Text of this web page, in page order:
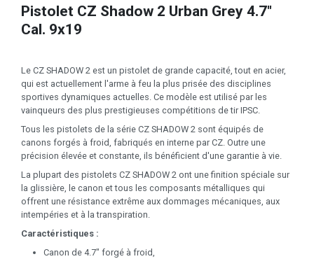
Pistolet CZ Shadow 2 Urban Grey 4.7"
Cal. 9x19
Le CZ SHADOW 2 est un pistolet de grande capacité, tout en acier,
qui est actuellement l'arme à feu la plus prisée des disciplines
sportives dynamiques actuelles. Ce modèle est utilisé par les
vainqueurs des plus prestigieuses compétitions de tir IPSC.
Tous les pistolets de la série CZ SHADOW 2 sont équipés de
canons forgés à froid, fabriqués en interne par CZ. Outre une
précision élevée et constante, ils bénéficient d'une garantie à vie.
La plupart des pistolets CZ SHADOW 2 ont une finition spéciale sur
la glissière, le canon et tous les composants métalliques qui
offrent une résistance extrême aux dommages mécaniques, aux
intempéries et à la transpiration.
Caractéristiques :
Canon de 4.7" forgé à froid,